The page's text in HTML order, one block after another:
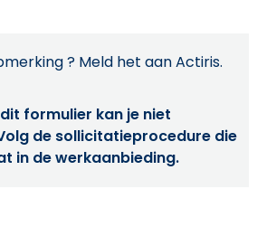
? Meld het aan Actiris.
formulier kan je niet
de sollicitatieprocedure die
in de werkaanbieding.